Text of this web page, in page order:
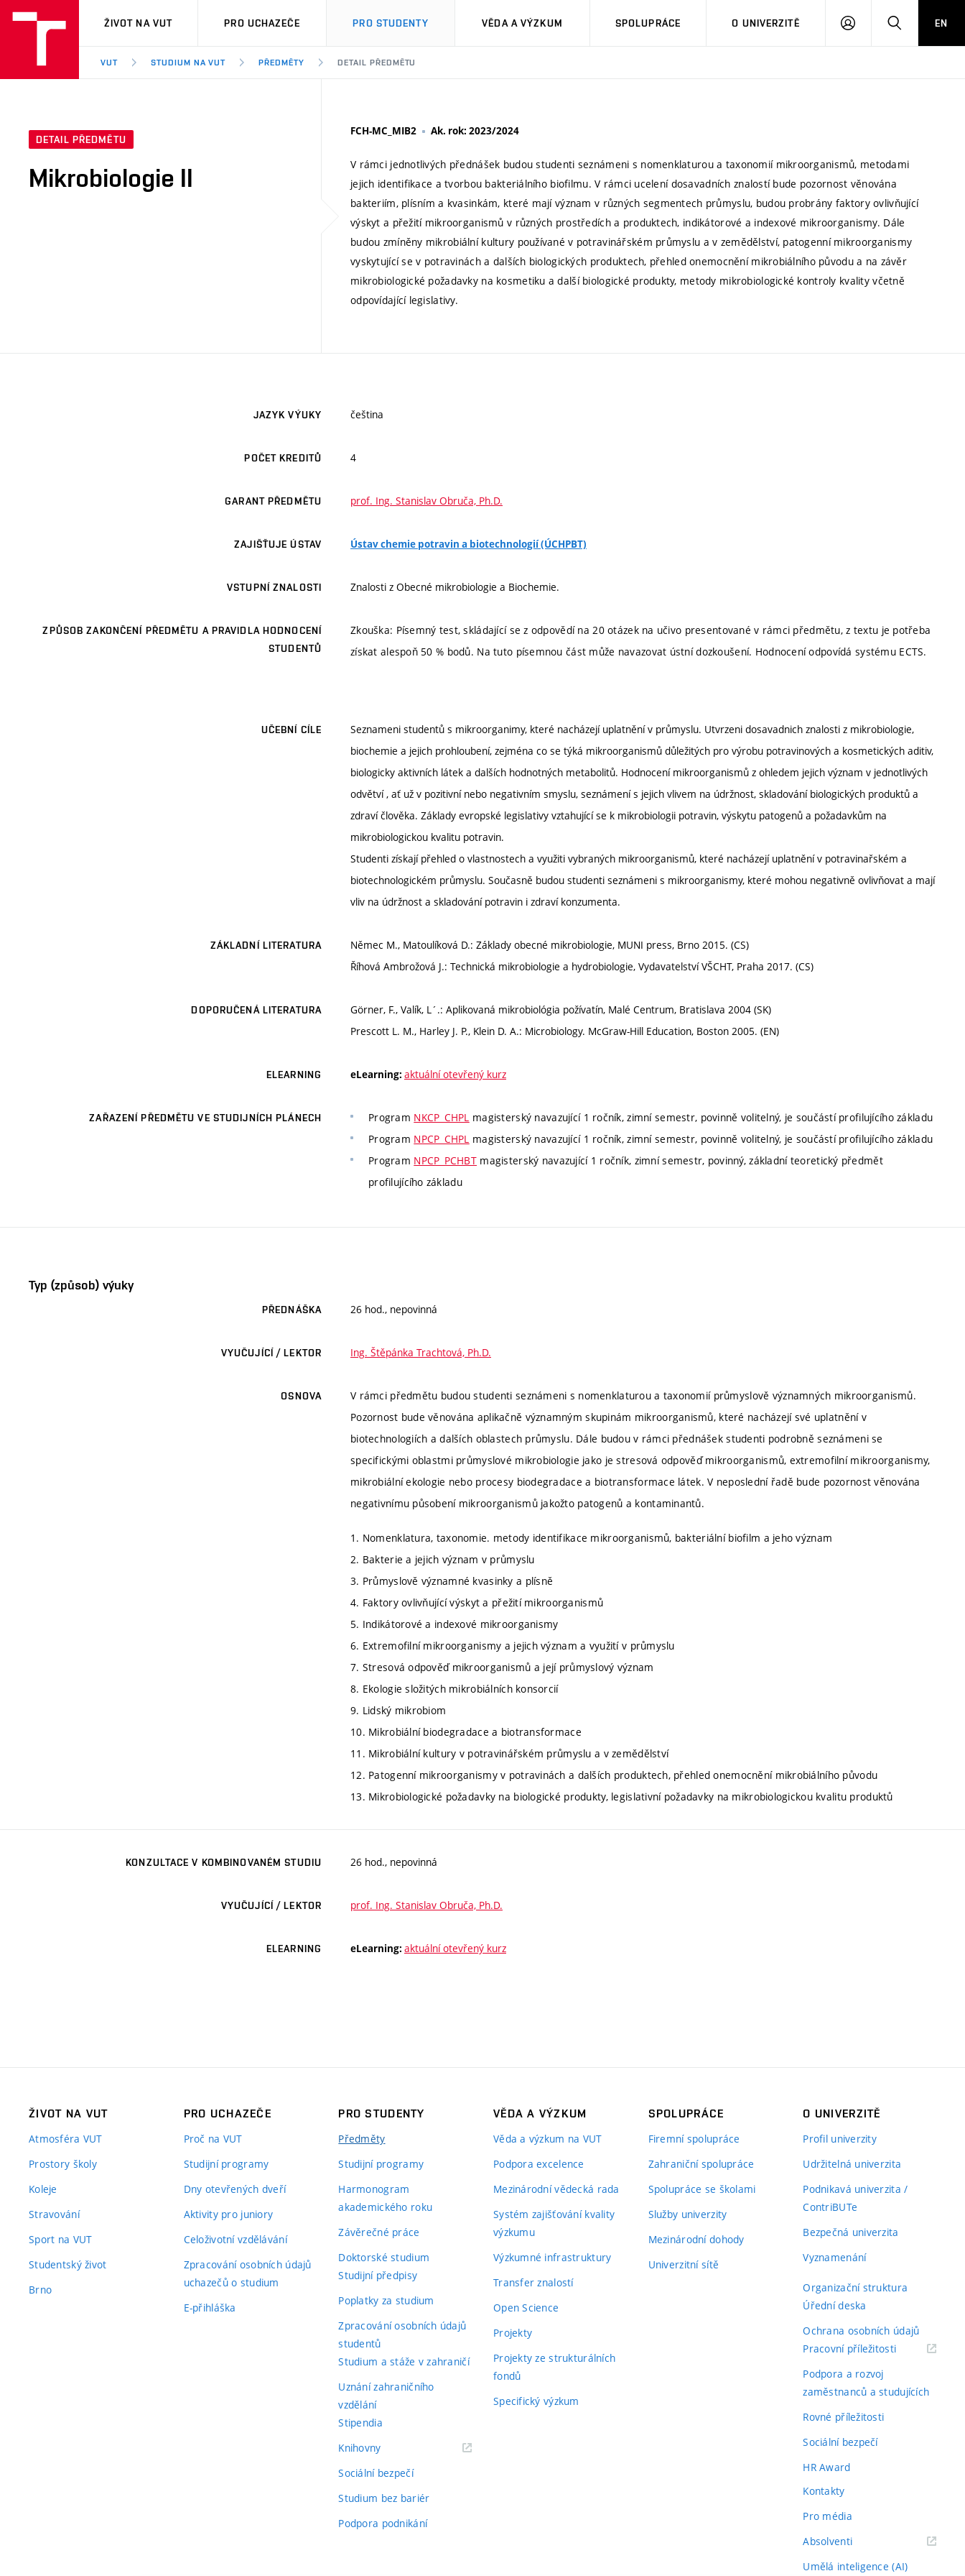
VUT
ŽIVOT NA VUT PRO UCHAZEČE PRO STUDENTY VĚDA A VÝZKUM SPOLUPRÁCE O UNIVERZITĚ
PŘIHLÁSIT HLEDATEN
VUT STUDIUM NA VUT PŘEDMĚTY DETAIL PŘEDMĚTU
DETAIL PŘEDMĚTU
Mikrobiologie II
FCH-MC_MIB2 Ak. rok: 2023/2024
V rámci jednotlivých přednášek budou studenti seznámeni s nomenklaturou a taxonomií mikroorganismů, metodami
jejich identifikace a tvorbou bakteriálního biofilmu. V rámci ucelení dosavadních znalostí bude pozornost věnována
bakteriím, plísním a kvasinkám, které mají význam v různých segmentech průmyslu, budou probrány faktory ovlivňující
výskyt a přežití mikroorganismů v různých prostředích a produktech, indikátorové a indexové mikroorganismy. Dále
budou zmíněny mikrobiální kultury používané v potravinářském průmyslu a v zemědělství, patogenní mikroorganismy
vyskytující se v potravinách a dalších biologických produktech, přehled onemocnění mikrobiálního původu a na závěr
mikrobiologické požadavky na kosmetiku a další biologické produkty, metody mikrobiologické kontroly kvality včetně
odpovídající legislativy.
JAZYK VÝUKY čeština
POČET KREDITŮ 4
GARANT PŘEDMĚTU prof. Ing. Stanislav Obruča, Ph.D.
ZAJIŠŤUJE ÚSTAV Ústav chemie potravin a biotechnologií (ÚCHPBT)
VSTUPNÍ ZNALOSTI Znalosti z Obecné mikrobiologie a Biochemie.
ZPŮSOB ZAKONČENÍ PŘEDMĚTU A PRAVIDLA HODNOCENÍ
STUDENTŮ
Zkouška: Písemný test, skládající se z odpovědí na 20 otázek na učivo presentované v rámci předmětu, z textu je potřeba
získat alespoň 50 % bodů. Na tuto písemnou část může navazovat ústní dozkoušení. Hodnocení odpovídá systému ECTS.
UČEBNÍ CÍLE
Seznameni studentů s mikroorganimy, které nacházejí uplatnění v průmyslu. Utvrzeni dosavadnich znalosti z mikrobiologie,
biochemie a jejich prohloubení, zejména co se týká mikroorganismů důležitých pro výrobu potravinových a kosmetických aditiv,
biologicky aktivních látek a dalších hodnotných metabolitů. Hodnocení mikroorganismů z ohledem jejich význam v jednotlivých
odvětví , ať už v pozitivní nebo negativním smyslu, seznámení s jejich vlivem na údržnost, skladování biologických produktů a
zdraví člověka. Základy evropské legislativy vztahující se k mikrobiologii potravin, výskytu patogenů a požadavkům na
mikrobiologickou kvalitu potravin.
Studenti získají přehled o vlastnostech a využiti vybraných mikroorganismů, které nacházejí uplatnění v potravinařském a
biotechnologickém průmyslu. Současně budou studenti seznámeni s mikroorganismy, které mohou negativně ovlivňovat a mají
vliv na údržnost a skladování potravin i zdraví konzumenta.
ZÁKLADNÍ LITERATURA
Němec M., Matoulíková D.: Základy obecné mikrobiologie, MUNI press, Brno 2015. (CS)
Říhová Ambrožová J.: Technická mikrobiologie a hydrobiologie, Vydavatelství VŠCHT, Praha 2017. (CS)
DOPORUČENÁ LITERATURA
Görner, F., Valík, L´.: Aplikovaná mikrobiológia požívatín, Malé Centrum, Bratislava 2004 (SK)
Prescott L. M., Harley J. P., Klein D. A.: Microbiology. McGraw-Hill Education, Boston 2005. (EN)
ELEARNING eLearning: aktuální otevřený kurz
ZAŘAZENÍ PŘEDMĚTU VE STUDIJNÍCH PLÁNECH Program NKCP_CHPL magisterský navazující 1 ročník, zimní semestr, povinně volitelný, je součástí profilujícího základu
Program NPCP_CHPL magisterský navazující 1 ročník, zimní semestr, povinně volitelný, je součástí profilujícího základu
Program NPCP_PCHBT magisterský navazující 1 ročník, zimní semestr, povinný, základní teoretický předmět
profilujícího základu
Typ (způsob) výuky
PŘEDNÁŠKA 26 hod., nepovinná
VYUČUJÍCÍ / LEKTOR Ing. Štěpánka Trachtová, Ph.D.
OSNOVA
V rámci předmětu budou studenti seznámeni s nomenklaturou a taxonomií průmyslově významných mikroorganismů.
Pozornost bude věnována aplikačně významným skupinám mikroorganismů, které nacházejí své uplatnění v
biotechnologiích a dalších oblastech průmyslu. Dále budou v rámci přednášek studenti podrobně seznámeni se
specifickými oblastmi průmyslové mikrobiologie jako je stresová odpověď mikroorganismů, extremofilní mikroorganismy,
mikrobiální ekologie nebo procesy biodegradace a biotransformace látek. V neposlední řadě bude pozornost věnována
negativnímu působení mikroorganismů jakožto patogenů a kontaminantů.
1. Nomenklatura, taxonomie. metody identifikace mikroorganismů, bakteriální biofilm a jeho význam
2. Bakterie a jejich význam v průmyslu
3. Průmyslově významné kvasinky a plísně
4. Faktory ovlivňující výskyt a přežití mikroorganismů
5. Indikátorové a indexové mikroorganismy
6. Extremofilní mikroorganismy a jejich význam a využití v průmyslu
7. Stresová odpověď mikroorganismů a její průmyslový význam
8. Ekologie složitých mikrobiálních konsorcií
9. Lidský mikrobiom
10. Mikrobiální biodegradace a biotransformace
11. Mikrobiální kultury v potravinářském průmyslu a v zemědělství
12. Patogenní mikroorganismy v potravinách a dalších produktech, přehled onemocnění mikrobiálního původu
13. Mikrobiologické požadavky na biologické produkty, legislativní požadavky na mikrobiologickou kvalitu produktů
KONZULTACE V KOMBINOVANÉM STUDIU 26 hod., nepovinná
VYUČUJÍCÍ / LEKTOR prof. Ing. Stanislav Obruča, Ph.D.
ELEARNING eLearning: aktuální otevřený kurz
ŽIVOT NA VUT
Atmosféra VUT
Prostory školy
Koleje
Stravování
Sport na VUT
Studentský život
Brno
PRO UCHAZEČE
Proč na VUT
Studijní programy
Dny otevřených dveří
Aktivity pro juniory
Celoživotní vzdělávání
Zpracování osobních údajů
uchazečů o studium
E-přihláška
PRO STUDENTY
Předměty
Studijní programy
Harmonogram
akademického roku
Závěrečné práce
Doktorské studium
Studijní předpisy
Poplatky za studium
Zpracování osobních údajů
studentů
Studium a stáže v zahraničí
Uznání zahraničního
vzdělání
Stipendia
Knihovny(externí
Sociální bezpečí
Studium bez bariér
Podpora podnikání
VĚDA A VÝZKUM
Věda a výzkum na VUT
Podpora excelence
Mezinárodní vědecká rada
Systém zajišťování kvality
výzkumu
Výzkumné infrastruktury
Transfer znalostí
Open Science
Projekty
Projekty ze strukturálních
fondů
Specifický výzkum
SPOLUPRÁCE
Firemní spolupráce
Zahraniční spolupráce
Spolupráce se školami
Služby univerzity
Mezinárodní dohody
Univerzitní sítě
O UNIVERZITĚ
Profil univerzity
Udržitelná univerzita
Podnikavá univerzita /
ContriBUTe
Bezpečná univerzita
Vyznamenání
Organizační struktura
Úřední deska
Ochrana osobních údajů
Pracovní příležitosti(externí
Podpora a rozvoj
zaměstnanců a studujících
Rovné příležitosti
Sociální bezpečí
HR Award
Kontakty
Pro média
Absolventi(externí
Umělá inteligence (AI)